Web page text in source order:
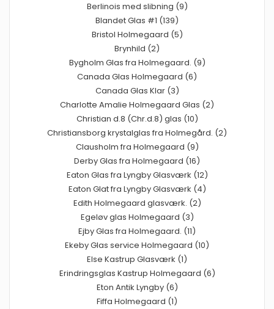
Berlinois med slibning (9)
Blandet Glas #1 (139)
Bristol Holmegaard (5)
Brynhild (2)
Bygholm Glas fra Holmegaard. (9)
Canada Glas Holmegaard (6)
Canada Glas Klar (3)
Charlotte Amalie Holmegaard Glas (2)
Christian d.8 (Chr.d.8) glas (10)
Christiansborg krystalglas fra Holmegård. (2)
Clausholm fra Holmegaard (9)
Derby Glas fra Holmegaard (16)
Eaton Glas fra Lyngby Glasværk (12)
Eaton Glat fra Lyngby Glasværk (4)
Edith Holmegaard glasværk. (2)
Egeløv glas Holmegaard (3)
Ejby Glas fra Holmegaard. (11)
Ekeby Glas service Holmegaard (10)
Else Kastrup Glasværk (1)
Erindringsglas Kastrup Holmegaard (6)
Eton Antik Lyngby (6)
Fiffa Holmegaard (1)